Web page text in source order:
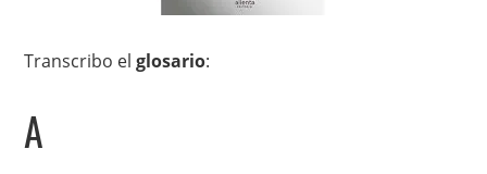
Transcribo elglosario:
A